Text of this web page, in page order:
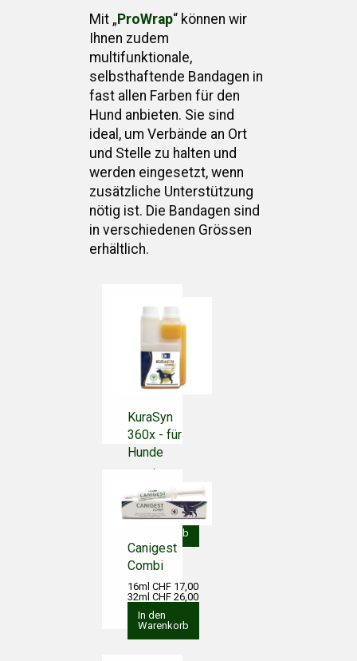
Mit „ ProWrap“ können wir
Ihnen zudem
multifunktionale,
selbsthaftende Bandagen in
fast allen Farben für den
Hund anbieten. Sie sind
ideal, um Verbände an Ort
und Stelle zu halten und
werden eingesetzt, wenn
zusätzliche Unterstützung
nötig ist. Die Bandagen sind
in verschiedenen Grössen
erhältlich.
KuraSyn
360x - für
Hunde
240ml CHF
540ml CHF
64,00
In den
Warenkorb
Canigest
Combi
16ml CHF 17,00
32ml CHF 26,00
In den
Warenkorb